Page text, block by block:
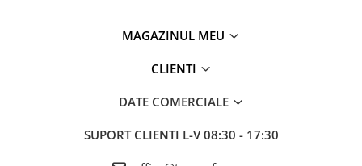
MAGAZINUL MEU
CLIENTI
DATE COMERCIALE
SUPORT CLIENTI L-V 08:30 - 17:30